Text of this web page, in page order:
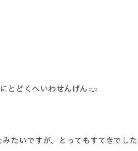
とどくへいわせんげん
たいですが、とってもすてきでし